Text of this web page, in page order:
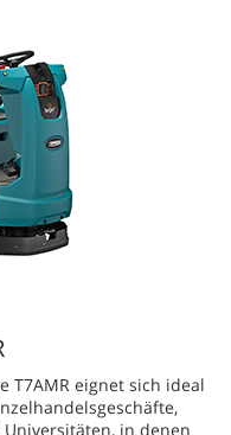
T7AMR eignet sich ideal
in denen